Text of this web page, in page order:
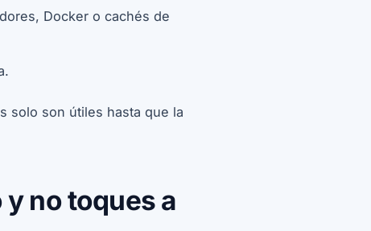
Docker o cachés de
solo son útiles hasta que la
no toques a